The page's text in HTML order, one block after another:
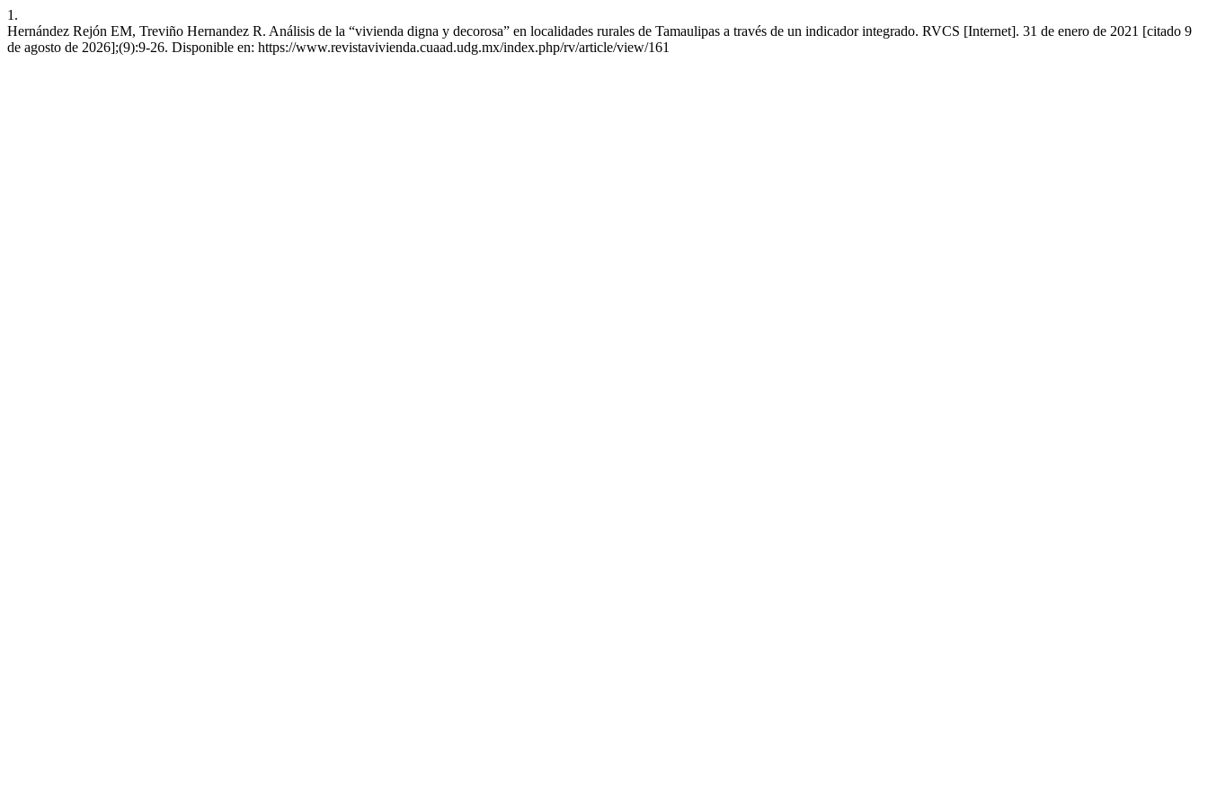
1.
Hernández Rejón EM, Treviño Hernandez R. Análisis de la “vivienda digna y decorosa” en localidades rurales de Tamaulipas a través de un indicador integrado. RVCS [Internet]. 31 de enero de 2021 [citado 9
de agosto de 2026];(9):9-26. Disponible en: https://www.revistavivienda.cuaad.udg.mx/index.php/rv/article/view/161